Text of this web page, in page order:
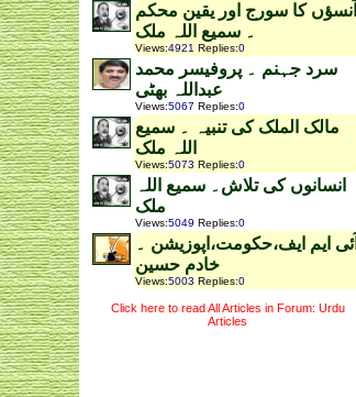
آنسؤں کا سورج اور یقین محکم
۔ سمیع اللہ ملک
Views:4921 Replies:0
سرد جہنم ۔ پروفیسر محمد
عبداللہ بھٹی
Views:5067 Replies:0
مالک الملک کی تنبیہ ۔ سمیع
اللہ ملک
Views:5073 Replies:0
انسانوں کی تلاش۔ سمیع اللہ
ملک
Views:5049 Replies:0
آئی ایم ایف،حکومت،اپوزیشن ۔
خادم حسین
Views:5003 Replies:0
Click here to read All Articles in Forum: Urdu
Articles